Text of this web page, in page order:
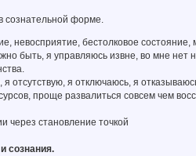
сознательной форме.
невосприятие, бестолковое
быть, я управляюсь извне, во мне
отсутствую, я отключаюсь, я
проще развалиться совсем чем
через становление точкой
сознания.